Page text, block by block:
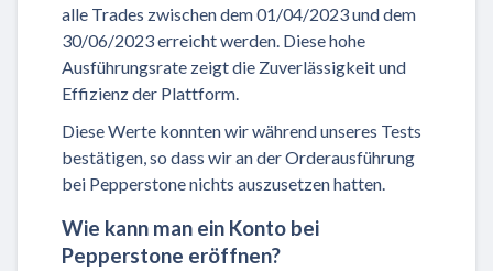
alle Trades zwischen dem 01/04/2023 und dem
30/06/2023 erreicht werden. Diese hohe
Ausführungsrate zeigt die Zuverlässigkeit und
Effizienz der Plattform.
Diese Werte konnten wir während unseres Tests
bestätigen, so dass wir an der Orderausführung
bei Pepperstone nichts auszusetzen hatten.
Wie kann man ein Konto bei
Pepperstone eröffnen?